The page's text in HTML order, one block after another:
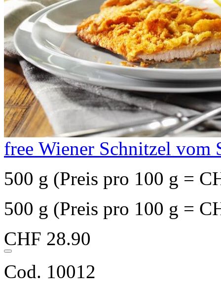
free Wiener Schnitzel vom
500 g (Preis pro 100 g =
500 g (Preis pro 100 g =
CHF 28.90
Cod. 10012